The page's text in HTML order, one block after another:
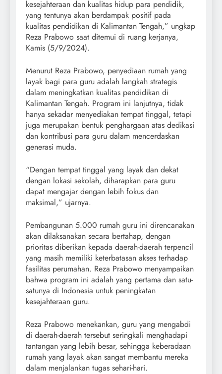
kesejahteraan dan kualitas hidup para pendidik,
yang tentunya akan berdampak positif pada
kualitas pendidikan di Kalimantan Tengah,” ungkap
Reza Prabowo saat ditemui di ruang kerjanya,
Kamis (5/9/2024).
Menurut Reza Prabowo, penyediaan rumah yang
layak bagi para guru adalah langkah strategis
dalam meningkatkan kualitas pendidikan di
Kalimantan Tengah. Program ini lanjutnya, tidak
hanya sekadar menyediakan tempat tinggal, tetapi
juga merupakan bentuk penghargaan atas dedikasi
dan kontribusi para guru dalam mencerdaskan
generasi muda.
“Dengan tempat tinggal yang layak dan dekat
dengan lokasi sekolah, diharapkan para guru
dapat mengajar dengan lebih fokus dan
maksimal,” ujarnya.
Pembangunan 5.000 rumah guru ini direncanakan
akan dilaksanakan secara bertahap, dengan
prioritas diberikan kepada daerah-daerah terpencil
yang masih memiliki keterbatasan akses terhadap
fasilitas perumahan. Reza Prabowo menyampaikan
bahwa program ini adalah yang pertama dan satu-
satunya di Indonesia untuk peningkatan
kesejahteraan guru.
Reza Prabowo menekankan, guru yang mengabdi
di daerah-daerah tersebut seringkali menghadapi
tantangan yang lebih besar, sehingga keberadaan
rumah yang layak akan sangat membantu mereka
dalam menjalankan tugas sehari-hari.